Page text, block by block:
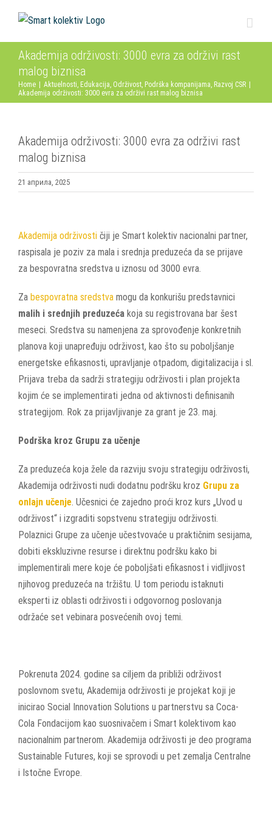
content
Akademija održivosti: 3000 evra za održivi rast
malog biznisa
Home Aktuelnosti, Edukacija, Održivost, Podrška kompanijama, Razvoj CSR
Akademija održivosti: 3000 evra za održivi rast malog biznisa
Akademija održivosti: 3000 evra za održivi rast
malog biznisa
21 априла, 2025
Larger
Image
Akademija održivosti čiji je Smart kolektiv nacionalni partner,
raspisala je poziv za mala i srednja preduzeća da se prijave
za bespovratna sredstva u iznosu od 3000 evra.
Za bespovratna sredstva mogu da konkurišu predstavnici
malih i srednjih preduzeća koja su registrovana bar šest
meseci. Sredstva su namenjena za sprovođenje konkretnih
planova koji unapređuju održivost, kao što su poboljšanje
energetske efikasnosti, upravljanje otpadom, digitalizacija i sl.
Prijava treba da sadrži strategiju održivosti i plan projekta
kojim će se implementirati jedna od aktivnosti definisanih
strategijom. Rok za prijavljivanje za grant je 23. maj.
Podrška kroz Grupu za učenje
Za preduzeća koja žele da razviju svoju strategiju održivosti,
Akademija održivosti nudi dodatnu podršku kroz Grupu za
onlajn učenje. Učesnici će zajedno proći kroz kurs „Uvod u
održivost“ i izgraditi sopstvenu strategiju održivosti.
Polaznici Grupe za učenje učestvovaće u praktičnim sesijama,
dobiti ekskluzivne resurse i direktnu podršku kako bi
implementirali mere koje će poboljšati efikasnost i vidljivost
njihovog preduzeća na tržištu. U tom periodu istaknuti
eksperti iz oblasti održivosti i odgovornog poslovanja
održaće set vebinara posvećenih ovoj temi.
Pokrenuta 2024. godine sa ciljem da približi održivost
poslovnom svetu, Akademija održivosti je projekat koji je
inicirao Social Innovation Solutions u partnerstvu sa Coca-
Cola Fondacijom kao suosnivačem i Smart kolektivom kao
nacionalnim partnerom. Akademija održivosti je deo programa
Sustainable Futures, koji se sprovodi u pet zemalja Centralne
i Istočne Evrope.